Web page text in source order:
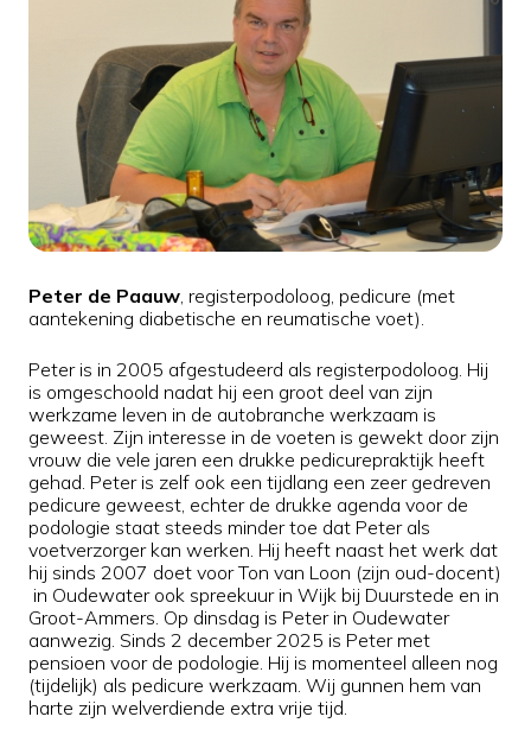
Peter de Paauw, registerpodoloog, pedicure (met
aantekening diabetische en reumatische voet).
Peter is in 2005 afgestudeerd als registerpodoloog. Hij
is omgeschoold nadat hij een groot deel van zijn
werkzame leven in de autobranche werkzaam is
geweest. Zijn interesse in de voeten is gewekt door zijn
vrouw die vele jaren een drukke pedicurepraktijk heeft
gehad. Peter is zelf ook een tijdlang een zeer gedreven
pedicure geweest, echter de drukke agenda voor de
podologie staat steeds minder toe dat Peter als
voetverzorger kan werken. Hij heeft naast het werk dat
hij sinds 2007 doet voor Ton van Loon (zijn oud-docent)
in Oudewater ook spreekuur in Wijk bij Duurstede en in
Groot-Ammers. Op dinsdag is Peter in Oudewater
aanwezig. Sinds 2 december 2025 is Peter met
pensioen voor de podologie. Hij is momenteel alleen nog
(tijdelijk) als pedicure werkzaam. Wij gunnen hem van
harte zijn welverdiende extra vrije tijd.